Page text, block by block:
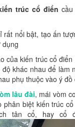
trúc cổ điển
rất nổi bật, tạo ấn
dụng
của kiến trúc cổ
khác nhau để làm
phụ thuộc vào ý
lâu đài, mái vòm
phân biệt kiến trúc
tân cổ, hay cổ